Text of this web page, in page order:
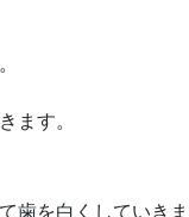
ます。
を白くしていき